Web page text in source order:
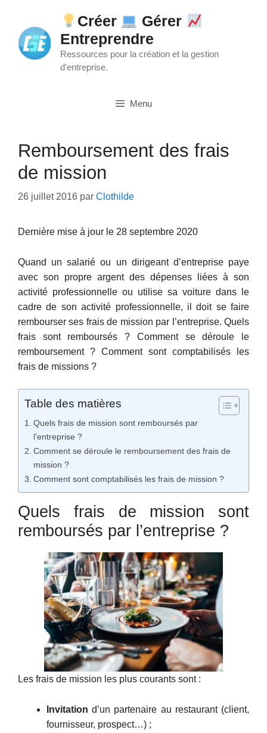
contenu
Créer
Gérer
Entreprendre
Ressources pour la création et la gestion
d'entreprise.
Menu
Remboursement des frais
de mission
26 juillet 2016 par Clothilde
Dernière mise à jour le 28 septembre 2020
Quand un salarié ou un dirigeant d’entreprise paye
avec son propre argent des dépenses liées à son
activité professionnelle ou utilise sa voiture dans le
cadre de son activité professionnelle, il doit se faire
rembourser ses frais de mission par l’entreprise. Quels
frais sont remboursés ? Comment se déroule le
remboursement ? Comment sont comptabilisés les
frais de missions ?
Table des matières
Quels frais de mission sont remboursés par
l’entreprise ?
Comment se déroule le remboursement des frais de
mission ?
Comment sont comptabilisés les frais de mission ?
Quels frais de mission sont
remboursés par l’entreprise ?
Les frais de mission les plus courants sont :
Invitation d’un partenaire au restaurant (client,
fournisseur, prospect…) ;